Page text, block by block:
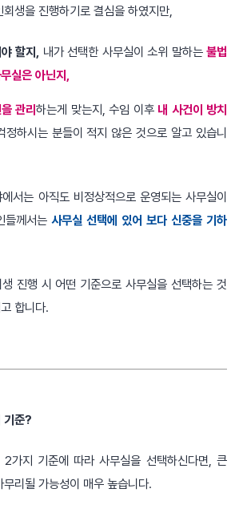
생을 진행하기로 결심을 하였지만,
할지, 내가 선택한 사무실이 소위 말하는불법
실은 아닌지,
관리하는게 맞는지, 수임 이후 내 사건이 방치
정하시는 분들이 적지 않은 것으로 알고 있습니
서는 아직도 비정상적으로 운영되는 사무실이
들께서는 사무실 선택에 있어 보다 신중을 기하
진행 시 어떤 기준으로 사무실을 선택하는 것
합니다.
기준?
2가지 기준에 따라 사무실을 선택하신다면, 큰
리될 가능성이 매우 높습니다.